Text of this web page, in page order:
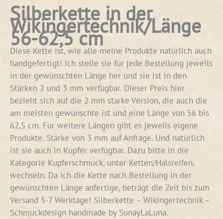
Silberkette in der
Wikingertechnik/Länge
56-62,5 cm
Diese Kette ist, wie alle meine Produkte natürlich auch
handgefertigt! Ich stelle sie für jede Bestellung jeweils
in der gewünschten Länge her und sie ist in den
Stärken 2 und 3 mm verfügbar. Dieser Preis hier
bezieht sich auf die 2 mm starke Version, die auch die
am meisten gewünschte ist und eine Länge von 56 bis
62,5 cm. Für weitere Längen gibt es jeweils eigene
Produkte. Stärke von 3 mm auf Anfrage. Und natürlich
ist sie auch in Kupfer verfügbar. Dazu bitte in die
Kategorie Kupferschmuck, unter Ketten/Halsreifen,
wechseln. Da ich die Kette nach Bestellung in der
gewünschten Länge anfertige, beträgt die Zeit bis zum
Versand 5-7 Werktage! Silberkette – Wikingertechnik –
Schmuckdesign handmade by SunayLaLuna.